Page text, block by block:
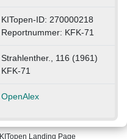
KITopen-ID: 270000218
Reportnummer: KFK-71
Strahlenther., 116 (1961)
KFK-71
OpenAlex
KITopen Landing Page